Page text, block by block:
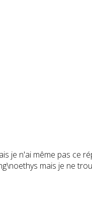
je n'ai même pas ce
mais je ne